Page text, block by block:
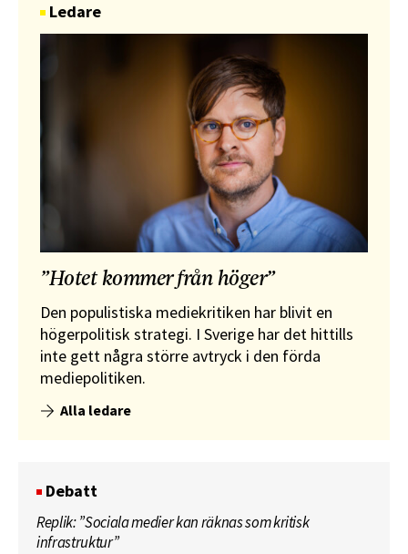
Ledare
”Hotet kommer från höger”
Den populistiska mediekritiken har blivit en
högerpolitisk strategi. I Sverige har det hittills
inte gett några större avtryck i den förda
mediepolitiken.
Alla ledare
Debatt
Replik: ”Sociala medier kan räknas som kritisk
infrastruktur”